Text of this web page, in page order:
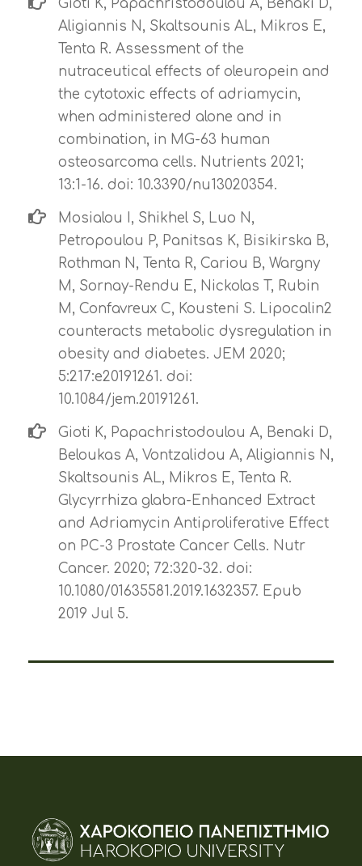
Gioti K, Papachristodoulou A, Benaki D,
Aligiannis N, Skaltsounis AL, Mikros E,
Tenta R. Assessment of the
nutraceutical effects of oleuropein and
the cytotoxic effects of adriamycin,
when administered alone and in
combination, in MG-63 human
osteosarcoma cells. Nutrients 2021;
13:1-16. doi: 10.3390/nu13020354.
Mosialou I, Shikhel S, Luo N,
Petropoulou P, Panitsas K, Bisikirska B,
Rothman N, Tenta R, Cariou B, Wargny
M, Sornay-Rendu E, Nickolas T, Rubin
M, Confavreux C, Kousteni S. Lipocalin2
counteracts metabolic dysregulation in
obesity and diabetes. JEM 2020;
5:217:e20191261. doi:
10.1084/jem.20191261.
Gioti K, Papachristodoulou A, Benaki D,
Beloukas A, Vontzalidou A, Aligiannis N,
Skaltsounis AL, Mikros E, Tenta R.
Glycyrrhiza glabra-Enhanced Extract
and Adriamycin Antiproliferative Effect
on PC-3 Prostate Cancer Cells. Nutr
Cancer. 2020; 72:320-32. doi:
10.1080/01635581.2019.1632357. Epub
2019 Jul 5.